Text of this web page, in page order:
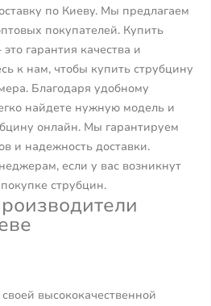
по Киеву. Мы предлагаем
покупателей. Купить
гарантия качества и
к нам, чтобы купить струбцину
Благодаря удобному
найдете нужную модель и
онлайн. Мы гарантируем
и надежность доставки.
если у вас возникнут
струбцин.
высококачественной